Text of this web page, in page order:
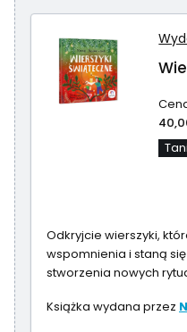
Odkryjcie wierszyki,
wspomnienia i staną
stworzenia nowych
Książka wydana przez